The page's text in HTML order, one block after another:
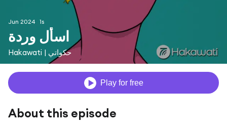
Jun 2024 1s
اسأل وردة
Hakawati | حكواتي
Play for free
About this episode